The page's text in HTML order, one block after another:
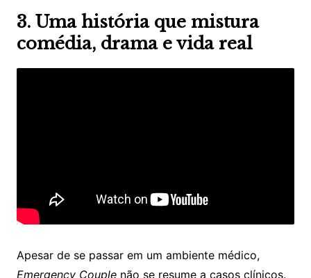
3. Uma história que mistura
comédia, drama e vida real
Apesar de se passar em um ambiente médico,
Emergency Couplenão se resume a casos clínicos.